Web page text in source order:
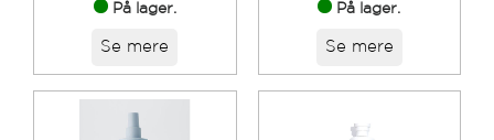
På lager.
Se mere
På lager.
Se mere